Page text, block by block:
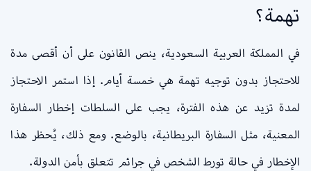
تهمة؟
في المملكة العربية السعودية، ينص القانون على أن أقصى مدة
للاحتجاز بدون توجيه تهمة هي خمسة أيام. إذا استمر الاحتجاز
لمدة تزيد عن هذه الفترة، يجب على السلطات إخطار السفارة
المعنية، مثل السفارة البريطانية، بالوضع. ومع ذلك، يُحظر هذا
الإخطار في حالة تورط الشخص في جرائم تتعلق بأمن الدولة.